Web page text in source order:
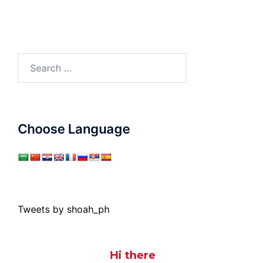
for:
Choose Language
Tweets by shoah_ph
Hi there